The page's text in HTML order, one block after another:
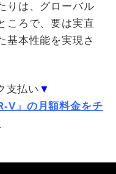
りは、グローバル
ころで、要は実直
基本性能を実現さ
支払い ▼
V」の月額料金をチ